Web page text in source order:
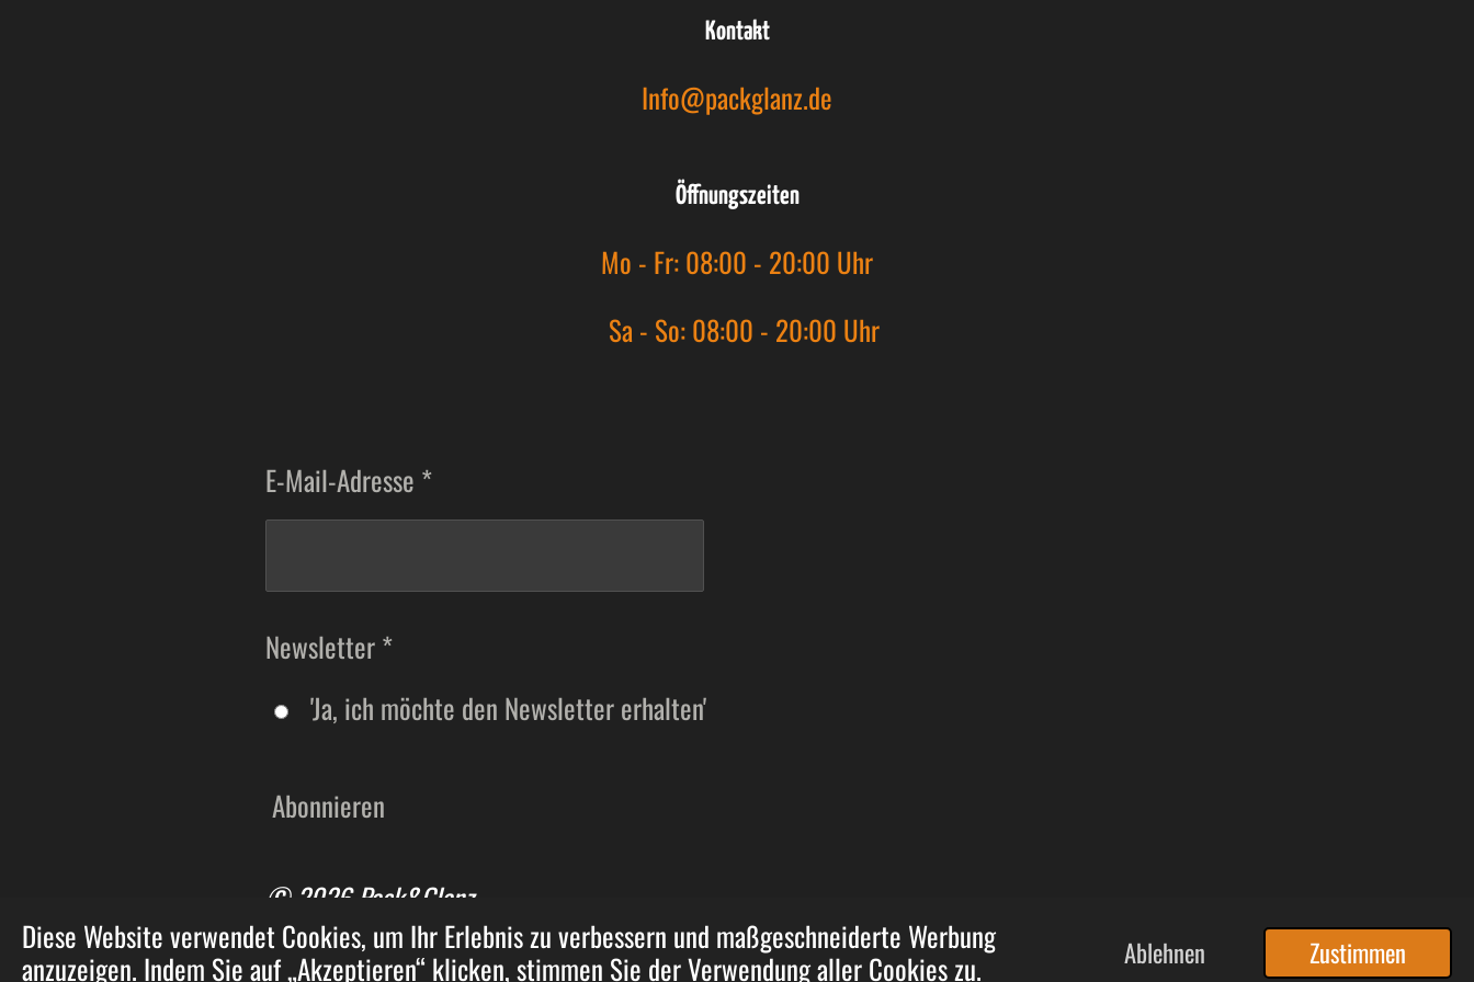
Diese Website verwendet Cookies, um Ihr Erlebnis zu verbessern und maßgeschneiderte Werbung
anzuzeigen. Indem Sie auf „Akzeptieren“ klicken, stimmen Sie der Verwendung aller Cookies zu.
Ablehnen Zustimmen
e
b
k
s
t
a
r
a
m
Kontakt
Info@packglanz.de
Öffnungszeiten
Mo - Fr: 08:00 - 20:00 Uhr
Sa - So: 08:00 - 20:00 Uhr
E-Mail-Adresse *
Newsletter *
'Ja, ich möchte den Newsletter erhalten'
Abonnieren
© 2026 Pack&Glanz